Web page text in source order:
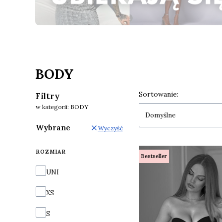
BODY
Filtry
w kategorii: BODY
Wybrane Wyczyść
ROZMIAR
Rozmiar
UNI
XS
S
Lista
Sortowanie:
Domyślne
Bestseller